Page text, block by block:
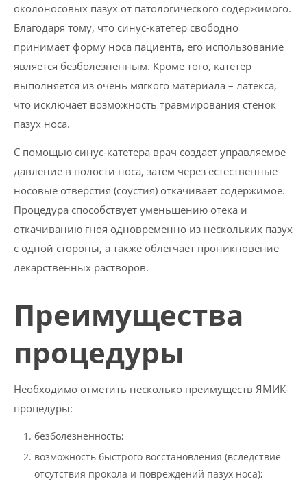
околоносовых пазух от патологического содержимого.
Благодаря тому, что синус-катетер свободно
принимает форму носа пациента, его использование
является безболезненным. Кроме того, катетер
выполняется из очень мягкого материала – латекса,
что исключает возможность травмирования стенок
пазух носа.
С помощью синус-катетера врач создает управляемое
давление в полости носа, затем через естественные
носовые отверстия (соустия) откачивает содержимое.
Процедура способствует уменьшению отека и
откачиванию гноя одновременно из нескольких пазух
с одной стороны, а также облегчает проникновение
лекарственных растворов.
Преимущества
процедуры
Необходимо отметить несколько преимуществ ЯМИК-
процедуры:
безболезненность;
возможность быстрого восстановления (вследствие
отсутствия прокола и повреждений пазух носа);